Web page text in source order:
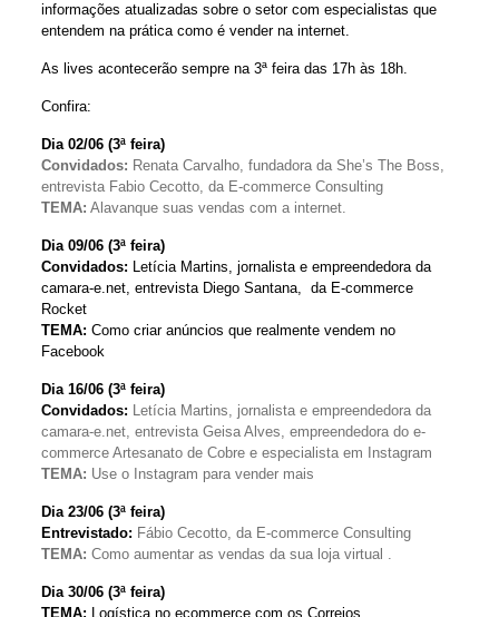
informações atualizadas sobre o setor com especialistas que
entendem na prática como é vender na internet.
As lives acontecerão sempre na 3ª feira das 17h às 18h.
Confira:
Dia 02/06 (3ª feira)
Convidados: Renata Carvalho, fundadora da She’s The Boss,
entrevista Fabio Cecotto, da E-commerce Consulting
TEMA: Alavanque suas vendas com a internet.
Dia 09/06 (3ª feira)
Convidados: Letícia Martins, jornalista e empreendedora da
camara-e.net, entrevista Diego Santana, da E-commerce
Rocket
TEMA: Como criar anúncios que realmente vendem no
Facebook
Dia 16/06 (3ª feira)
Convidados: Letícia Martins, jornalista e empreendedora da
camara-e.net, entrevista Geisa Alves, empreendedora do e-
commerce Artesanato de Cobre e especialista em Instagram
TEMA: Use o Instagram para vender mais
Dia 23/06 (3ª feira)
Entrevistado: Fábio Cecotto, da E-commerce Consulting
TEMA: Como aumentar as vendas da sua loja virtual .
Dia 30/06 (3ª feira)
TEMA: Logística no ecommerce com os Correios